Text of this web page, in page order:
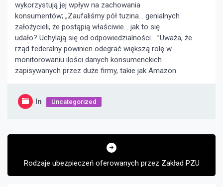
wykorzystują jej wpływ na zachowania
konsumentów; „Zaufaliśmy pół tuzina… genialnych
założycieli, że postąpią właściwie… jak to się
udało? Uchylają się od odpowiedzialności… ”Uważa, że ​​
rząd federalny powinien odegrać większą rolę w
monitorowaniu ilości danych konsumenckich
zapisywanych przez duże firmy, takie jak Amazon.
In Uncategorized
Nawigacja
Rodzaje ubezpieczeń oferowanych przez Zakład PZU